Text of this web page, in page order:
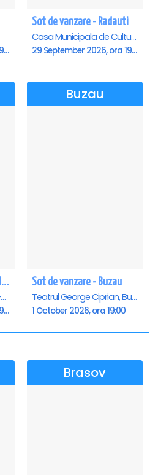
28 September 2026, ora 19:00
Sot de vanzare - Radauti
Casa Municipala de Cultura, Radauti
29 September 2026, ora 19:00
Sot de vanzare - Piatra Neamt
Teatrul Tineretului, Piatra-Neamt
30 September 2026, ora 19:00
Buzau
Sot de vanzare - Buzau
Teatrul George Ciprian, Buzau
1 October 2026, ora 19:00
Brasov